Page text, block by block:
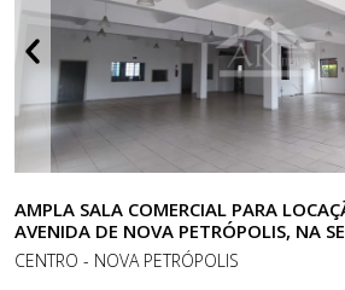
AMPLA SALA COMERCIAL PARA
AVENIDA DE NOVA PETRÓPOLIS, NA
CENTRO - NOVA PETRÓPOLIS